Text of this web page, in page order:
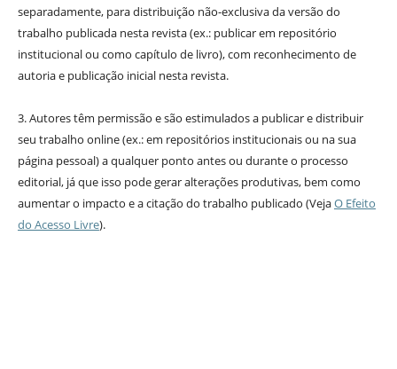
separadamente, para distribuição não-exclusiva da versão do
trabalho publicada nesta revista (ex.: publicar em repositório
institucional ou como capítulo de livro), com reconhecimento de
autoria e publicação inicial nesta revista.
3. Autores têm permissão e são estimulados a publicar e distribuir
seu trabalho online (ex.: em repositórios institucionais ou na sua
página pessoal) a qualquer ponto antes ou durante o processo
editorial, já que isso pode gerar alterações produtivas, bem como
aumentar o impacto e a citação do trabalho publicado (VejaO Efeito
do Acesso Livre).